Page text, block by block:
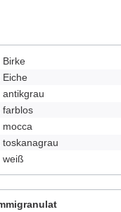
Birke
Eiche
farblos
weiß